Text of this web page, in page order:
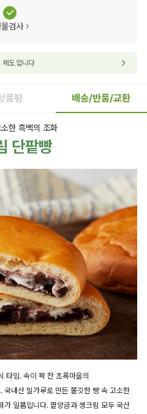
물검사
제도 입니다
품평 배송/반품/교환
한 흑백의 조화
단팥빵
타임. 속이 꽉 찬 초록마을의
내산 밀가루로 만든 쫄깃한 빵 속 고소한
일품입니다. 팥앙금과 생크림 모두 국산